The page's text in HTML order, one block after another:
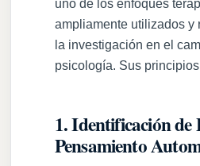
uno de los enfoques
ampliamente utilizados y
la investigación en el
psicología. Sus
1. Identificación de
Pensamiento